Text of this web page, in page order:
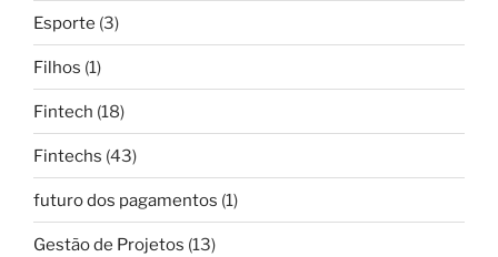
Esporte (3)
Filhos (1)
Fintech (18)
Fintechs (43)
futuro dos pagamentos (1)
Gestão de Projetos (13)